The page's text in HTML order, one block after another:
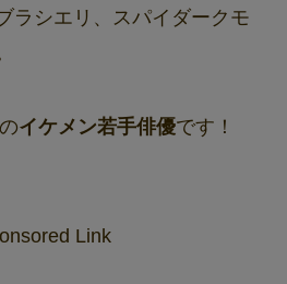
ラシエリ、スパイダークモ
イケメン若手俳優です！
Link